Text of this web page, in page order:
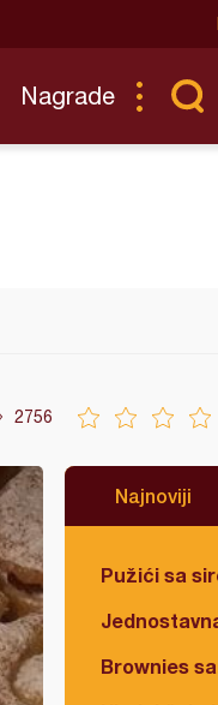
Nagrade
2756
Najnoviji
Pužići sa
Brownies